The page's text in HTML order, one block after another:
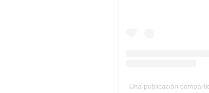
Una publicación